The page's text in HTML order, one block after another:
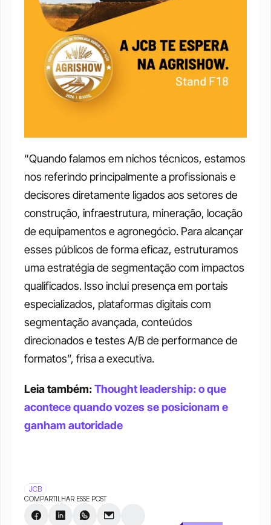
“Quando falamos em nichos técnicos, estamos
nos referindo principalmente a profissionais e
decisores diretamente ligados aos setores de
construção, infraestrutura, mineração, locação
de equipamentos e agronegócio. Para alcançar
esses públicos de forma eficaz, estruturamos
uma estratégia de segmentação com impactos
qualificados. Isso inclui presença em portais
especializados, plataformas digitais com
segmentação avançada, conteúdos
direcionados e testes A/B de performance de
formatos”, frisa a executiva.
Leia também: Thought leadership: o que
acontece quando vozes se posicionam e
ganham autoridade
JCB
COMPARTILHAR ESSE POST